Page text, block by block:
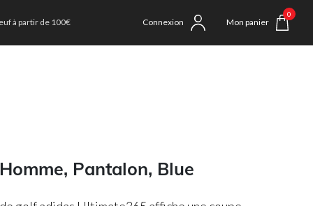
à partir de 100€ Connexion Mon panier
0
Pantalon, Blue